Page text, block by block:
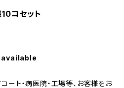
コセット
ート・病医院・工場等、お客様をお